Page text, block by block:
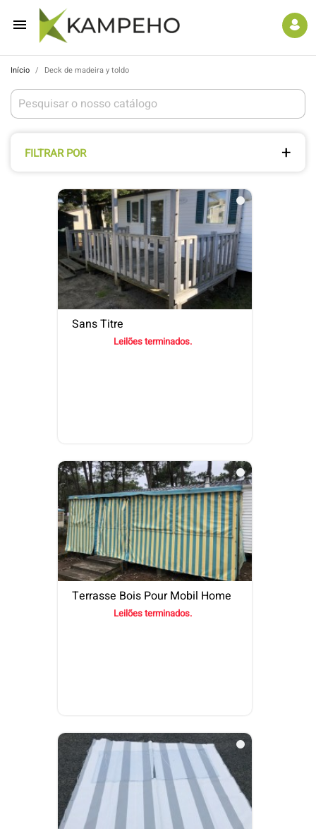

Início Deck de madeira y toldo
FILTRAR POR
Sans Titre
Leilões terminados.
Terrasse Bois Pour Mobil Home
Leilões terminados.